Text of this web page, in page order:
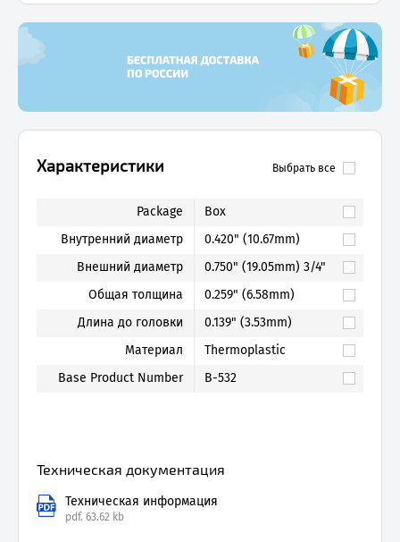
Выбрать все
Характеристики
Package
Box
Внутренний диаметр
0.420" (10.67mm)
Внешний диаметр
0.750" (19.05mm) 3/4"
Общая толщина
0.259" (6.58mm)
Длина до головки
0.139" (3.53mm)
Материал
Thermoplastic
Base Product Number
B-532
Техническая документация
Техническая информация
pdf. 63.62 kb